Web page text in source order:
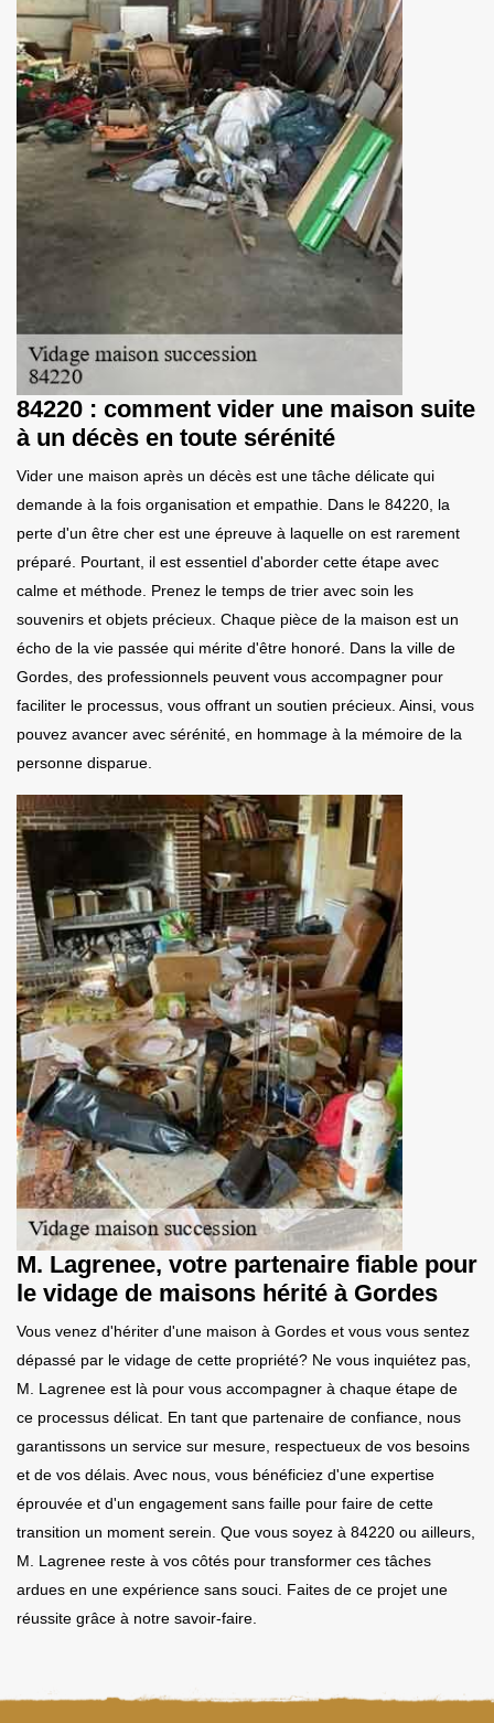
84220 : comment vider une maison suite
à un décès en toute sérénité
Vider une maison après un décès est une tâche délicate qui
demande à la fois organisation et empathie. Dans le 84220, la
perte d'un être cher est une épreuve à laquelle on est rarement
préparé. Pourtant, il est essentiel d'aborder cette étape avec
calme et méthode. Prenez le temps de trier avec soin les
souvenirs et objets précieux. Chaque pièce de la maison est un
écho de la vie passée qui mérite d'être honoré. Dans la ville de
Gordes, des professionnels peuvent vous accompagner pour
faciliter le processus, vous offrant un soutien précieux. Ainsi, vous
pouvez avancer avec sérénité, en hommage à la mémoire de la
personne disparue.
M. Lagrenee, votre partenaire fiable pour
le vidage de maisons hérité à Gordes
Vous venez d'hériter d'une maison à Gordes et vous vous sentez
dépassé par le vidage de cette propriété? Ne vous inquiétez pas,
M. Lagrenee est là pour vous accompagner à chaque étape de
ce processus délicat. En tant que partenaire de confiance, nous
garantissons un service sur mesure, respectueux de vos besoins
et de vos délais. Avec nous, vous bénéficiez d'une expertise
éprouvée et d'un engagement sans faille pour faire de cette
transition un moment serein. Que vous soyez à 84220 ou ailleurs,
M. Lagrenee reste à vos côtés pour transformer ces tâches
ardues en une expérience sans souci. Faites de ce projet une
réussite grâce à notre savoir-faire.